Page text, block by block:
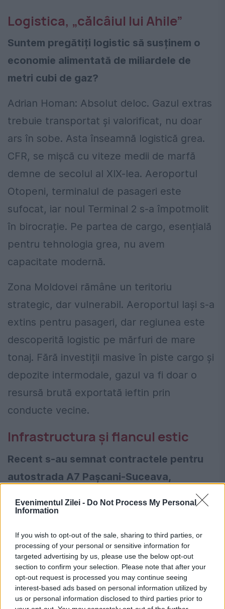
Evenimentul Zilei - Do Not Process My Personal
Information
If you wish to opt-out of the sale, sharing to third parties, or
processing of your personal or sensitive information for
targeted advertising by us, please use the below opt-out
section to confirm your selection. Please note that after your
opt-out request is processed you may continue seeing
interest-based ads based on personal information utilized by
us or personal information disclosed to third parties prior to
Logistica, „călcâiul lui Ahile”
Suntem pregătiți logistic să susținem o
economie alimentată de miliardele de
metri cubi de gaz?
Adrian Homan: Absolut deloc. Gazul extras
trebuie transportat și valorificat, nu doar
ars în sobe. Asta înseamnă logistică grea.
CFR, se mișcă cu viteze medii de marfă
demne de secolul al XIX-lea. Aeroportul
Otopeni, terminalul de pasageri este
sufocat, iar noul Terminal 2 s-a împotmolit
în birocrație. Pe partea de cargo, esențială
pentru tehnologia grea, nu avem
capacitate modernă.
Zona Moldovei rămâne un teritoriu
strategic, dar vulnerabil. Aeroportul Iași s-a
extins pentru pasageri, dar regiunea este
descoperită logistic pe mărfuri de mare
tonaj. Fără investiții masive în piste cargo și
depozite intermodale, gazul va fi doar o
resursă brută exportată ieftin prin
conducte vecine.
Infrastructura și flancul estic
Recent s-au semnat contractele pentru
autostrada A7 Pașcani-Suceava,
finanțată pentru mobilitate militară. Este
un pas înainte?
Adrian Homan: Este un pas, dar să privim
dincolo de panglici. Suntem în plin război la
graniță, iar flancul estic are nevoie de
coridoare rapide pentru echipament greu.